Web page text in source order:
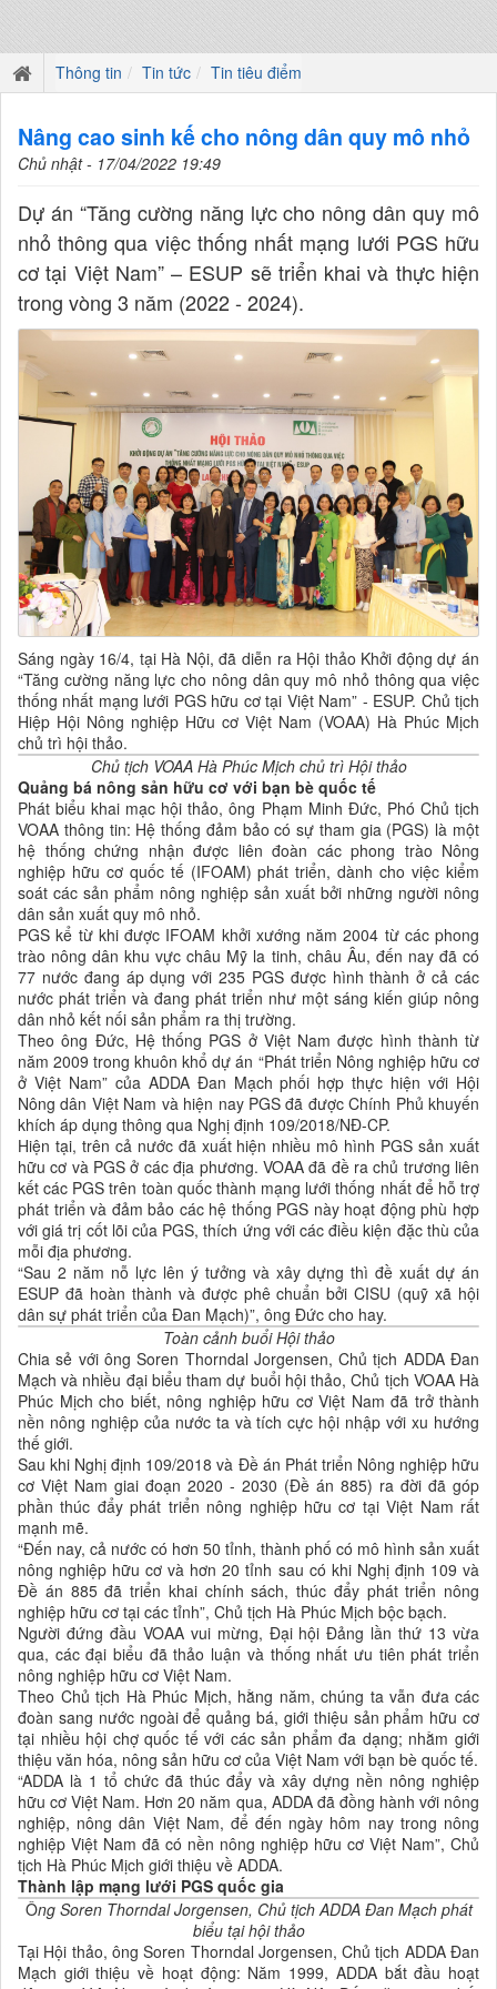
Thông tin Tin tức Tin tiêu điểm
Nâng cao sinh kế cho nông dân quy mô nhỏ
Chủ nhật - 17/04/2022 19:49
Dự án “Tăng cường năng lực cho nông dân quy mô
nhỏ thông qua việc thống nhất mạng lưới PGS hữu
cơ tại Việt Nam” – ESUP sẽ triển khai và thực hiện
trong vòng 3 năm (2022 - 2024).
Sáng ngày 16/4, tại Hà Nội, đã diễn ra Hội thảo Khởi động dự án
“Tăng cường năng lực cho nông dân quy mô nhỏ thông qua việc
thống nhất mạng lưới PGS hữu cơ tại Việt Nam” - ESUP. Chủ tịch
Hiệp Hội Nông nghiệp Hữu cơ Việt Nam (VOAA) Hà Phúc Mịch
chủ trì hội thảo.
Chủ tịch VOAA Hà Phúc Mịch chủ trì Hội thảo
Quảng bá nông sản hữu cơ với bạn bè quốc tế
Phát biểu khai mạc hội thảo, ông Phạm Minh Đức, Phó Chủ tịch
VOAA thông tin: Hệ thống đảm bảo có sự tham gia (PGS) là một
hệ thống chứng nhận được liên đoàn các phong trào Nông
nghiệp hữu cơ quốc tế (IFOAM) phát triển, dành cho việc kiểm
soát các sản phẩm nông nghiệp sản xuất bởi những người nông
dân sản xuất quy mô nhỏ.
PGS kể từ khi được IFOAM khởi xướng năm 2004 từ các phong
trào nông dân khu vực châu Mỹ la tinh, châu Âu, đến nay đã có
77 nước đang áp dụng với 235 PGS được hình thành ở cả các
nước phát triển và đang phát triển như một sáng kiến giúp nông
dân nhỏ kết nối sản phẩm ra thị trường.
Theo ông Đức, Hệ thống PGS ở Việt Nam được hình thành từ
năm 2009 trong khuôn khổ dự án “Phát triển Nông nghiệp hữu cơ
ở Việt Nam” của ADDA Đan Mạch phối hợp thực hiện với Hội
Nông dân Việt Nam và hiện nay PGS đã được Chính Phủ khuyến
khích áp dụng thông qua Nghị định 109/2018/NĐ-CP.
Hiện tại, trên cả nước đã xuất hiện nhiều mô hình PGS sản xuất
hữu cơ và PGS ở các địa phương. VOAA đã đề ra chủ trương liên
kết các PGS trên toàn quốc thành mạng lưới thống nhất để hỗ trợ
phát triển và đảm bảo các hệ thống PGS này hoạt động phù hợp
với giá trị cốt lõi của PGS, thích ứng với các điều kiện đặc thù của
mỗi địa phương.
“Sau 2 năm nỗ lực lên ý tưởng và xây dựng thì đề xuất dự án
ESUP đã hoàn thành và được phê chuẩn bởi CISU (quỹ xã hội
dân sự phát triển của Đan Mạch)”, ông Đức cho hay.
Toàn cảnh buổi Hội thảo
Chia sẻ với ông Soren Thorndal Jorgensen, Chủ tịch ADDA Đan
Mạch và nhiều đại biểu tham dự buổi hội thảo, Chủ tịch VOAA Hà
Phúc Mịch cho biết, nông nghiệp hữu cơ Việt Nam đã trở thành
nền nông nghiệp của nước ta và tích cực hội nhập với xu hướng
thế giới.
Sau khi Nghị định 109/2018 và Đề án Phát triển Nông nghiệp hữu
cơ Việt Nam giai đoạn 2020 - 2030 (Đề án 885) ra đời đã góp
phần thúc đẩy phát triển nông nghiệp hữu cơ tại Việt Nam rất
mạnh mẽ.
“Đến nay, cả nước có hơn 50 tỉnh, thành phố có mô hình sản xuất
nông nghiệp hữu cơ và hơn 20 tỉnh sau có khi Nghị định 109 và
Đề án 885 đã triển khai chính sách, thúc đẩy phát triển nông
nghiệp hữu cơ tại các tỉnh”, Chủ tịch Hà Phúc Mịch bộc bạch.
Người đứng đầu VOAA vui mừng, Đại hội Đảng lần thứ 13 vừa
qua, các đại biểu đã thảo luận và thống nhất ưu tiên phát triển
nông nghiệp hữu cơ Việt Nam.
Theo Chủ tịch Hà Phúc Mịch, hằng năm, chúng ta vẫn đưa các
đoàn sang nước ngoài để quảng bá, giới thiệu sản phẩm hữu cơ
tại nhiều hội chợ quốc tế với các sản phẩm đa dạng; nhằm giới
thiệu văn hóa, nông sản hữu cơ của Việt Nam với bạn bè quốc tế.
“ADDA là 1 tổ chức đã thúc đẩy và xây dựng nền nông nghiệp
hữu cơ Việt Nam. Hơn 20 năm qua, ADDA đã đồng hành với nông
nghiệp, nông dân Việt Nam, để đến ngày hôm nay trong nông
nghiệp Việt Nam đã có nền nông nghiệp hữu cơ Việt Nam”, Chủ
tịch Hà Phúc Mịch giới thiệu về ADDA.
Thành lập mạng lưới PGS quốc gia
Ông Soren Thorndal Jorgensen, Chủ tịch ADDA Đan Mạch phát
biểu tại hội thảo
Tại Hội thảo, ông Soren Thorndal Jorgensen, Chủ tịch ADDA Đan
Mạch giới thiệu về hoạt động: Năm 1999, ADDA bắt đầu hoạt